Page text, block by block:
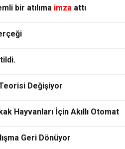
bir atılıma imza attı
Değişiyor
Hayvanları İçin Akıllı Otomat
Geri Dönüyor